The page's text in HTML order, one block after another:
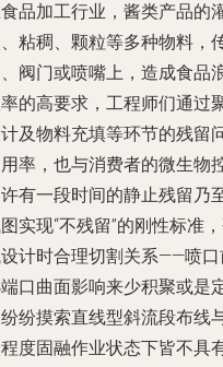
品加工行业，酱类产品的
粘稠、颗粒等多种物料，
阀门或喷嘴上，造成食品
的高要求，工程师们通过
及物料充填等环节的残留
率，也与消费者的微生物
有一段时间的静止残留乃
实现“不残留”的刚性标准
计时合理切割关系——喷
口曲面影响来少积聚或是
纷摸索直线型斜流段布线
度固融作业状态下皆不具